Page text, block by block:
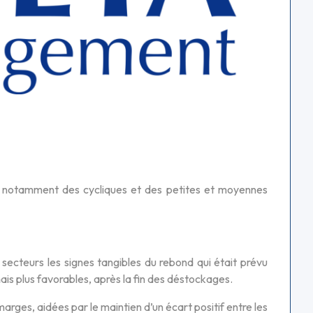
des cycliques et des petites et moyennes
les signes tangibles du rebond qui était prévu
plus favorables, après la fin des déstockages.
aidées par le maintien d’un écart positif entre les